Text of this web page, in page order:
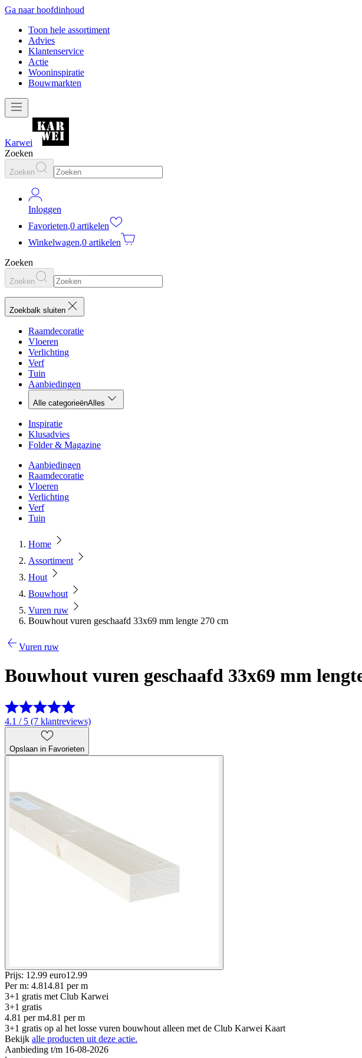
Ga naar hoofdinhoud
Toon hele assortiment
Advies
Klantenservice
Actie
Wooninspiratie
Bouwmarkten
Karwei
Zoeken
Zoeken
Inloggen
Favorieten,0 artikelen
Winkelwagen,0 artikelen
Zoeken
Zoeken
Zoekbalk sluiten
Raamdecoratie
Vloeren
Verlichting
Verf
Tuin
Aanbiedingen
Alle categorieënAlles
Inspiratie
Klusadvies
Folder & Magazine
Aanbiedingen
Raamdecoratie
Vloeren
Verlichting
Verf
Tuin
Home
Assortiment
Hout
Bouwhout
Vuren ruw
Bouwhout vuren geschaafd 33x69 mm lengte 270 cm
Vuren ruw
Bouwhout vuren geschaafd 33x69 mm
4.1 / 5 (7 klantreviews)
Opslaan in Favorieten
Prijs: 12.99 euro12.99
Per m: 4.814.81 per m
3+1 gratis met Club Karwei
3+1 gratis
4.81 per m4.81 per m
3+1 gratis op al het losse vuren bouwhout alleen met de Club Karwei Kaart
Bekijk alle producten uit deze actie.
Aanbieding t/m 16-08-2026